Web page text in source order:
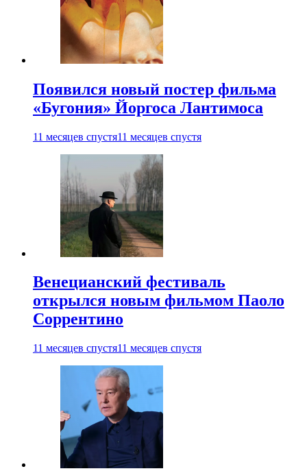
Появился новый постер фильма
«Бугония» Йоргоса Лантимоса
11 месяцев спустя11 месяцев спустя
Венецианский фестиваль
открылся новым фильмом Паоло
Соррентино
11 месяцев спустя11 месяцев спустя